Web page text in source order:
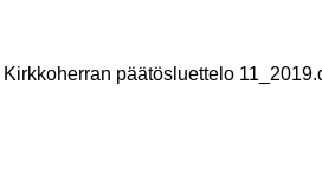
Kirkkoherran päätösluettelo